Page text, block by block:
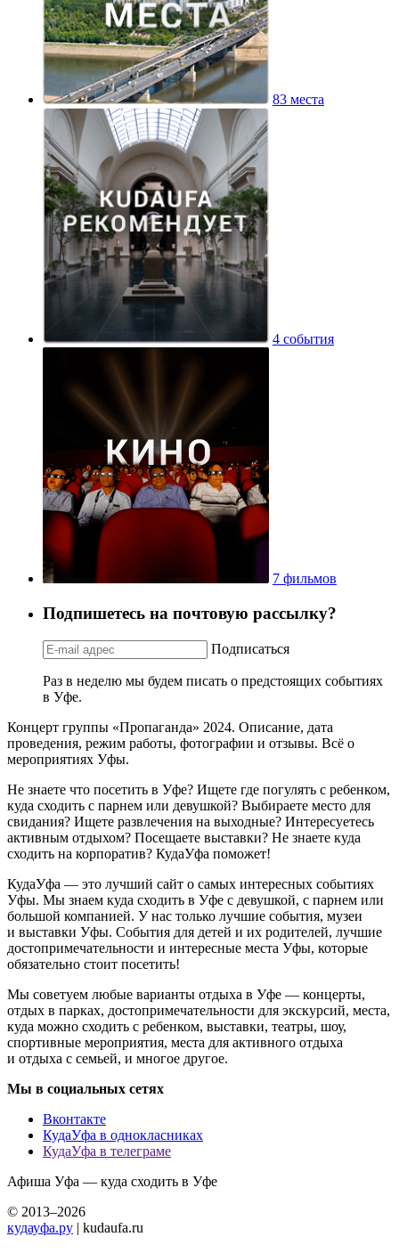
83 места
4 события
7 фильмов
Подпишетесь на почтовую рассылку?
Подписаться
Раз в неделю мы будем писать о предстоящих событиях
в Уфе.
Концерт группы «Пропаганда» 2024. Описание, дата
проведения, режим работы, фотографии и отзывы. Всё о
мероприятиях Уфы.
Не знаете что посетить в Уфе? Ищете где погулять с ребенком,
куда сходить с парнем или девушкой? Выбираете место для
свидания? Ищете развлечения на выходные? Интересуетесь
активным отдыхом? Посещаете выставки? Не знаете куда
сходить на корпоратив? КудаУфа поможет!
КудаУфа — это лучший сайт о самых интересных событиях
Уфы. Мы знаем куда сходить в Уфе с девушкой, с парнем или
большой компанией. У нас только лучшие события, музеи
и выставки Уфы. События для детей и их родителей, лучшие
достопримечательности и интересные места Уфы, которые
обязательно стоит посетить!
Мы советуем любые варианты отдыха в Уфе — концерты,
отдых в парках, достопримечательности для экскурсий, места,
куда можно сходить с ребенком, выставки, театры, шоу,
спортивные мероприятия, места для активного отдыха
и отдыха с семьей, и многое другое.
Мы в социальных сетях
Вконтакте
КудаУфа в однокласниках
КудаУфа в телеграме
Афиша Уфа — куда сходить в Уфе
© 2013–2026
кудауфа.ру | kudaufa.ru